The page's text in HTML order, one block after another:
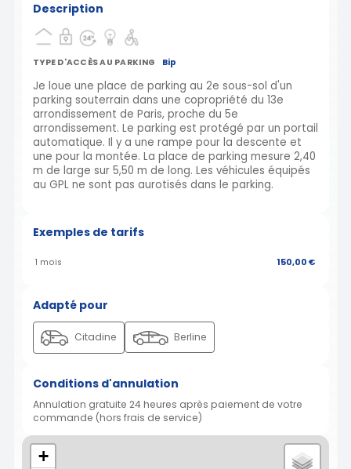
Description
TYPE D'ACCÈS AU PARKING Bip
Je loue une place de parking au 2e sous-sol d'un
parking souterrain dans une copropriété du 13e
arrondissement de Paris, proche du 5e
arrondissement. Le parking est protégé par un portail
automatique. Il y a une rampe pour la descente et
une pour la montée. La place de parking mesure 2,40
m de large sur 5,50 m de long. Les véhicules équipés
au GPL ne sont pas aurotisés dans le parking.
Exemples de tarifs
1 mois 150,00 €
Adapté pour
Citadine Berline
Conditions d'annulation
Annulation gratuite 24 heures après paiement de votre
commande (hors frais de service)
+